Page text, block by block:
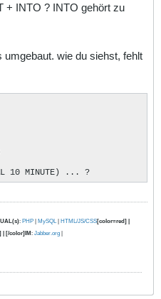
+ INTO ? INTO gehört zu
wie du siehst, fehlt
10 MINUTE) ... ?
: PHP | MySQL | HTML/JS/CSS[color=red] |
| [/color]IM: Jabber.org |